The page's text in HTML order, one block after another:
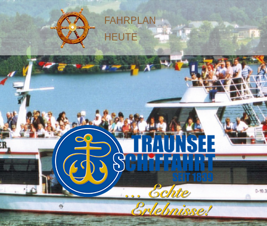
FAHRPLAN
HEUTE